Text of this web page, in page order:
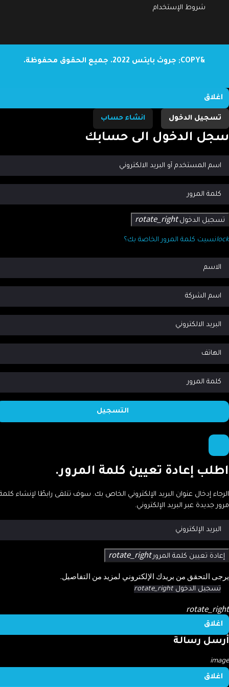
شروط الإستخدام
&COPY; جروث بايتس 2022. جميع الحقوق محفوظة.
اغلاق
تسجيل الدخول انشاء حساب
الدخول الى حسابك
تسجيل الدخول rotate_right
نسيت كلمة المرور الخاصة بك؟
إعادة تعيين كلمة المرور.
إدخال عنوان البريد الإلكتروني الخاص بك. سوف تتلقى رابطًا لإنشاء كلمة
جديدة عبر البريد الإلكتروني.
إعادة تعيين كلمة المرور rotate_right
التحقق من بريدك الإلكتروني لمزيد من التفاصيل.
تسجيل الدخول rotate_right
اغلاق
رسالة
اغلاق